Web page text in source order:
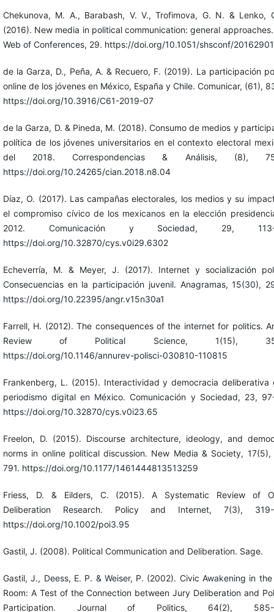
Chekunova, M. A., Barabash, V. V., Trofimova, G. N. & Lenko,
(2016). New media in political communication: general approaches.
Web of Conferences, 29. https://doi.org/10.1051/shsconf/
de la Garza, D., Peña, A. & Recuero, F. (2019). La participación
online de los jóvenes en México, España y Chile. Comunicar, (61),
https://doi.org/10.3916/C61-2019-07
de la Garza, D. & Pineda, M. (2018). Consumo de medios y
política de los jóvenes universitarios en el contexto electoral
del 2018. Correspondencias & Análisis, (8),
https://doi.org/10.24265/cian.2018.n8.04
Díaz, O. (2017). Las campañas electorales, los medios y su
el compromiso cívico de los mexicanos en la elección
2012. Comunicación y Sociedad, 29, 113-
https://doi.org/10.32870/cys.v0i29.6302
Echeverría, M. & Meyer, J. (2017). Internet y socialización
Consecuencias en la participación juvenil. Anagramas, 15(30),
https://doi.org/10.22395/angr.v15n30a1
Farrell, H. (2012). The consequences of the internet for politics.
Review of Political Science, 1(15), 35-
https://doi.org/10.1146/annurev-polisci-030810-110815
Frankenberg, L. (2015). Interactividad y democracia deliberativa
periodismo digital en México. Comunicación y Sociedad, 23,
https://doi.org/10.32870/cys.v0i23.65
Freelon, D. (2015). Discourse architecture, ideology, and
norms in online political discussion. New Media & Society, 17(5),
791. https://doi.org/10.1177/1461444813513259
Friess, D. & Eilders, C. (2015). A Systematic Review of
Deliberation Research. Policy and Internet, 7(3), 319-
https://doi.org/10.1002/poi3.95
Gastil, J. (2008). Political Communication and Deliberation. Sage.
Gastil, J., Deess, E. P. & Weiser, P. (2002). Civic Awakening in
Room: A Test of the Connection between Jury Deliberation and
Participation. Journal of Politics, 64(2), 585-